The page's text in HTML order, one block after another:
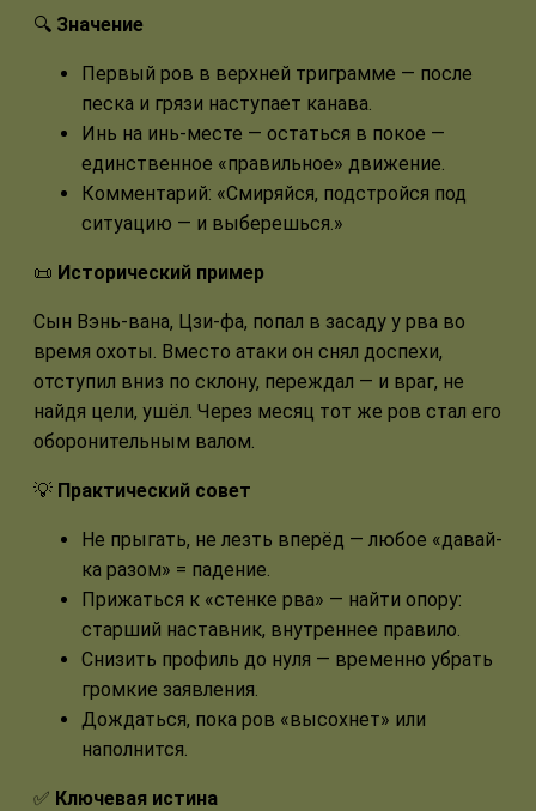
🔍 Значение
Первый ров в верхней триграмме — после
песка и грязи наступает канава.
Инь на инь-месте — остаться в покое —
единственное «правильное» движение.
Комментарий: «Смиряйся, подстройся под
ситуацию — и выберешься.»
📜 Исторический пример
Сын Вэнь-вана, Цзи-фа, попал в засаду у рва во
время охоты. Вместо атаки он снял доспехи,
отступил вниз по склону, переждал — и враг, не
найдя цели, ушёл. Через месяц тот же ров стал его
оборонительным валом.
💡 Практический совет
Не прыгать, не лезть вперёд — любое «давай-
ка разом» = падение.
Прижаться к «стенке рва» — найти опору:
старший наставник, внутреннее правило.
Снизить профиль до нуля — временно убрать
громкие заявления.
Дождаться, пока ров «высохнет» или
наполнится.
✅ Ключевая истина